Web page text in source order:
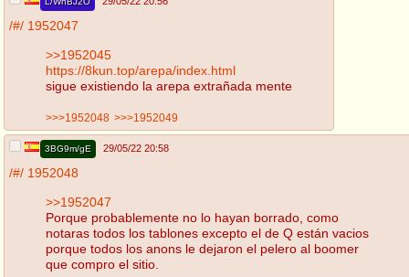
/#/ 1952047
>>1952045
https://8kun.top/arepa/index.html
sigue existiendo la arepa extrañada mente
>>>1952048 >>>1952049
3BG9m/gE 29/05/22 20:58
/#/ 1952048
>>1952047
Porque probablemente no lo hayan borrado, como
notaras todos los tablones excepto el de Q están vacios
porque todos los anons le dejaron el pelero al boomer
que compro el sitio.